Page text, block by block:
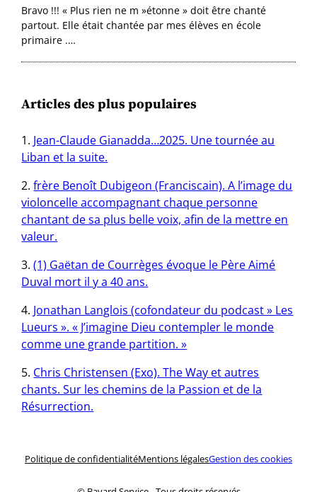
Bravo !!! « Plus rien ne m »étonne » doit être chanté
partout. Elle était chantée par mes élèves en école
primaire .…
Articles des plus populaires
Jean-Claude Gianadda…2025. Une tournée au
Liban et la suite.
frère Benoît Dubigeon (Franciscain). A l’image du
violoncelle accompagnant chaque personne
chantant de sa plus belle voix, afin de la mettre en
valeur.
(1) Gaëtan de Courrèges évoque le Père Aimé
Duval mort il y a 40 ans.
Jonathan Langlois (cofondateur du podcast » Les
Lueurs ». « J’imagine Dieu contempler le monde
comme une grande partition. »
Chris Christensen (Exo). The Way et autres
chants. Sur les chemins de la Passion et de la
Résurrection.
Politique de confidentialitéMentions légalesGestion des cookies